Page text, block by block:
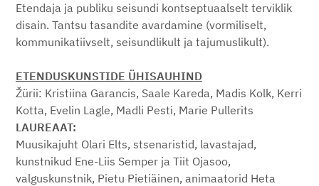
Etendaja ja publiku seisundi kontseptuaalselt terviklik
disain. Tantsu tasandite avardamine (vormiliselt,
kommunikatiivselt, seisundlikult ja tajumuslikult).
ETENDUSKUNSTIDE ÜHISAUHIND
Žürii: Kristiina Garancis, Saale Kareda, Madis Kolk, Kerri
Kotta, Evelin Lagle, Madli Pesti, Marie Pullerits
LAUREAAT:
Muusikajuht Olari Elts, stsenaristid, lavastajad,
kunstnikud Ene-Liis Semper ja Tiit Ojasoo,
valguskunstnik, Pietu Pietiäinen, animaatorid Heta